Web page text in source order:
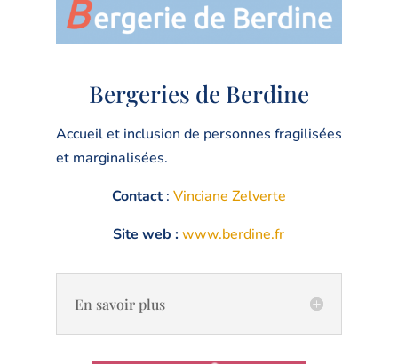
Bergeries de Berdine
Accueil et inclusion de personnes fragilisées
et marginalisées.
Contact: Vinciane Zelverte
Site web :www.berdine.fr
En savoir plus